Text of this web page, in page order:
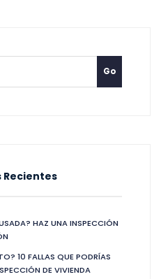
Recientes
HAZ UNA INSPECCIÓN
10 FALLAS QUE PODRÍAS
DE VIVIENDA